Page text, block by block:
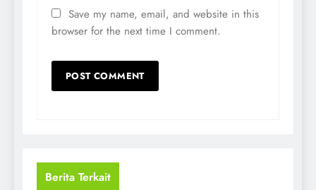
Save my name, email, and website in this
browser for the next time I comment.
Berita Terkait